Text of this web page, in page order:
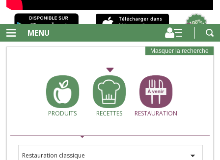
MENU
Masquer la recherche
PRODUITS RECETTES RESTAURATION
Restauration classique